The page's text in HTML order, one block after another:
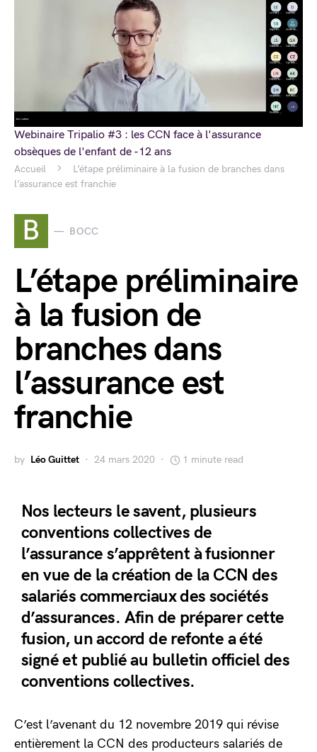
Accueil
L’étape préliminaire à la fusion de branches dans
l’assurance est franchie
B BOCC
L’étape préliminaire
à la fusion de
branches dans
l’assurance est
franchie
by Léo Guittet 24 mars 2020 1 minute read
Nos lecteurs le savent, plusieurs
conventions collectives de
l’assurance s’apprêtent à fusionner
en vue de la création de la CCN des
salariés commerciaux des sociétés
d’assurances. Afin de préparer cette
fusion, un accord de refonte a été
signé et publié au bulletin officiel des
conventions collectives.
C’est l’avenant du 12 novembre 2019 qui révise
entièrement la CCN des producteurs salariés de
Webinaire Tripalio #3 : les CCN face à l'assurance
obsèques de l'enfant de -12 ans